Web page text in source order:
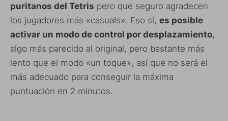
puritanos del Tetris pero que seguro agradecen
los jugadores más «casuals». Eso sí, es posible
activar un modo de control por desplazamiento,
algo más parecido al original, pero bastante más
lento que el modo «un toque», así que no será el
más adecuado para conseguir la máxima
puntuación en 2 minutos.